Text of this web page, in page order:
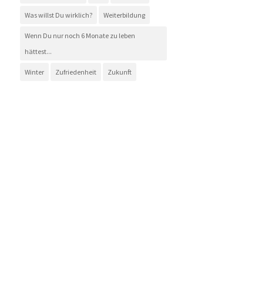
Was willst Du wirklich? Weiterbildung
Wenn Du nur noch 6 Monate zu leben
hättest...
Winter Zufriedenheit Zukunft